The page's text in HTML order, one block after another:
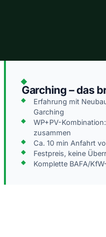
Garching – das
Erfahrung mit
Garching
WP+PV-
zusammen
Ca. 10 min Anfahrt
Festpreis, keine
Komplette BAFA/